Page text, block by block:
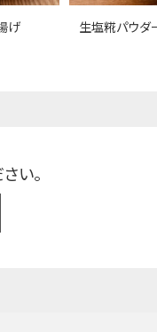
げ 生塩糀パウダ
い。